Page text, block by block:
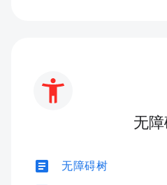
无
article 无障碍树